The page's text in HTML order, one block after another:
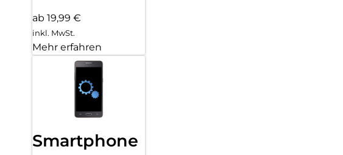
ab 19,99 €
inkl. MwSt.
Mehr erfahren
Smartphone